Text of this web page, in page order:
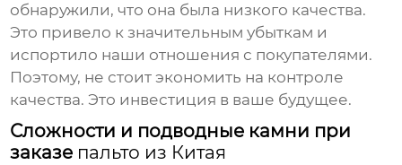
обнаружили, что она была низкого качества.
Это привело к значительным убыткам и
испортило наши отношения с покупателями.
Поэтому, не стоит экономить на контроле
качества. Это инвестиция в ваше будущее.
Сложности и подводные камни при
заказе пальто из Китая